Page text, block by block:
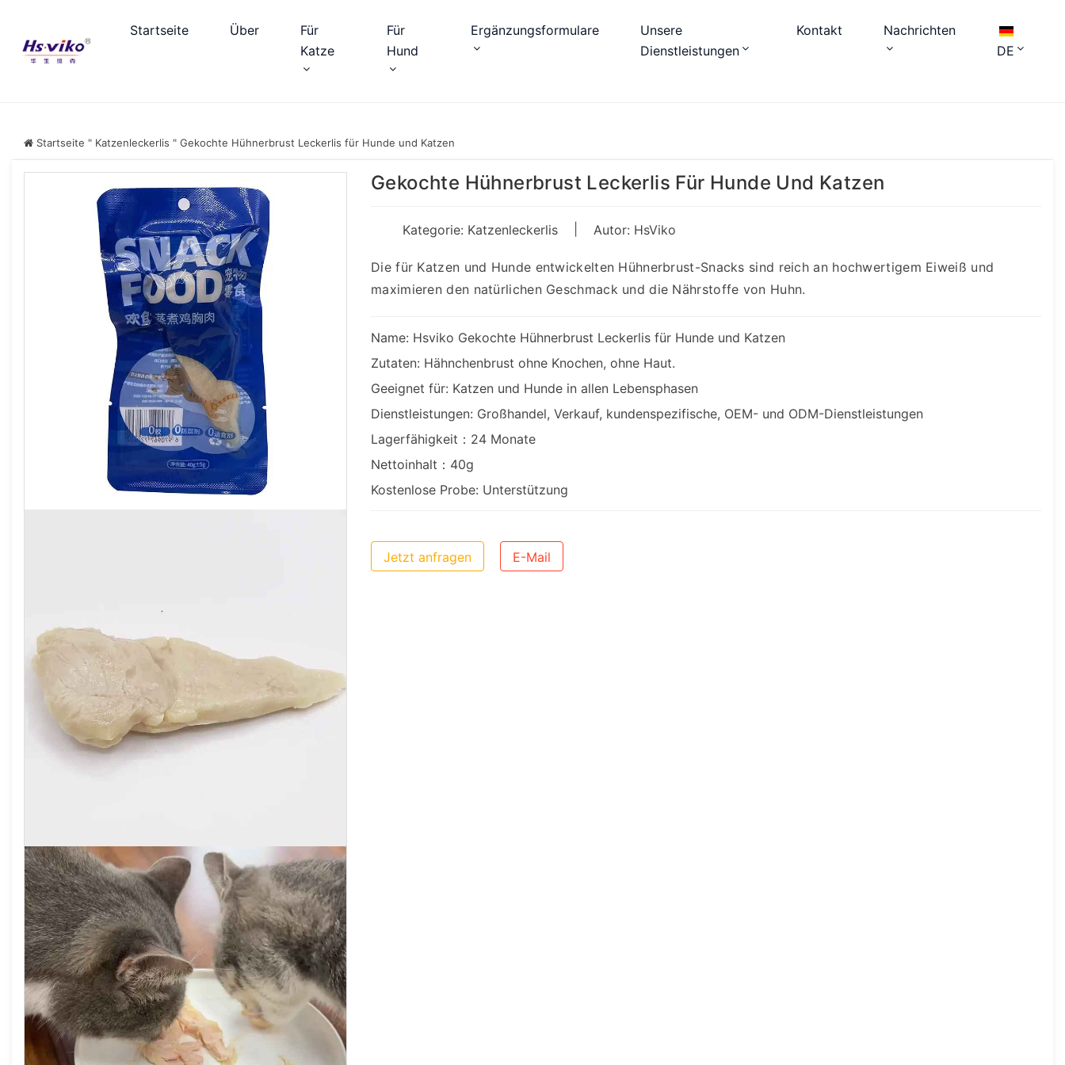
Startseite Über
Für
Katze
Für
Hund
Ergänzungsformulare
Unsere
Dienstleistungen
Kontakt
Nachrichten
DE
Startseite " Katzenleckerlis " Gekochte Hühnerbrust Leckerlis für Hunde und Katzen
Gekochte Hühnerbrust Leckerlis Für Hunde Und Katzen
Kategorie: Katzenleckerlis Autor: HsViko
Die für Katzen und Hunde entwickelten Hühnerbrust-Snacks sind reich an hochwertigem Eiweiß und
maximieren den natürlichen Geschmack und die Nährstoffe von Huhn.
Name: Hsviko Gekochte Hühnerbrust Leckerlis für Hunde und Katzen
Zutaten: Hähnchenbrust ohne Knochen, ohne Haut.
Geeignet für: Katzen und Hunde in allen Lebensphasen
Dienstleistungen: Großhandel, Verkauf, kundenspezifische, OEM- und ODM-Dienstleistungen
Lagerfähigkeit：24 Monate
Nettoinhalt：40g
Kostenlose Probe: Unterstützung
Jetzt anfragen E-Mail